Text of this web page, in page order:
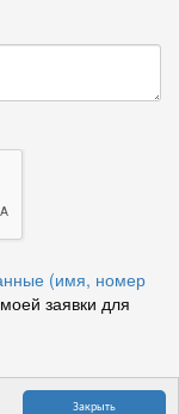
Закрыть
(имя, номер
моей заявки для